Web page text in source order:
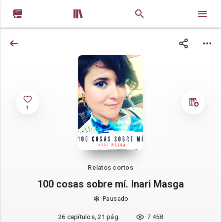
 
1
Relatos cortos
100 cosas sobre mí. Inari Masga
Pausado
26 capítulos, 21 pág. 7 458